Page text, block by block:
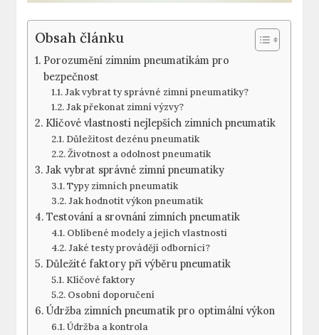
Obsah článku
Porozumění zimním pneumatikám pro
bezpečnost
Jak vybrat ty správné zimní pneumatiky?
Jak překonat zimní výzvy?
Klíčové vlastnosti nejlepších zimních pneumatik
Důležitost dezénu pneumatik
Životnost a odolnost pneumatik
Jak vybrat správné zimní pneumatiky
Typy zimních pneumatik
Jak hodnotit výkon pneumatik
Testování a srovnání zimních pneumatik
Oblíbené modely a jejich vlastnosti
Jaké testy provádějí odborníci?
Důležité faktory při výběru pneumatik
Klíčové faktory
Osobní doporučení
Údržba zimních pneumatik pro optimální výkon
Údržba a kontrola